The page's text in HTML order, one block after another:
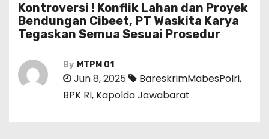
Kontroversi ! Konflik Lahan dan Proyek
Bendungan Cibeet, PT Waskita Karya
Tegaskan Semua Sesuai Prosedur ‎
By MTPM 01
Jun 8, 2025 BareskrimMabesPolri,
BPK RI, Kapolda Jawabarat